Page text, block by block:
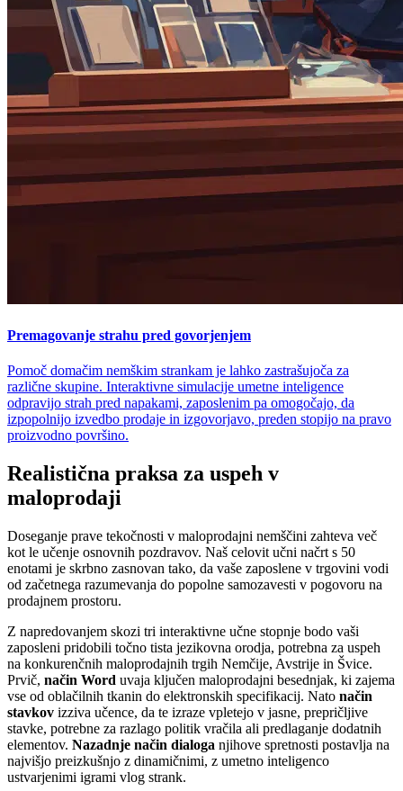
Premagovanje strahu pred govorjenjem
Pomoč domačim nemškim strankam je lahko zastrašujoča za
različne skupine. Interaktivne simulacije umetne inteligence
odpravijo strah pred napakami, zaposlenim pa omogočajo, da
izpopolnijo izvedbo prodaje in izgovorjavo, preden stopijo na pravo
proizvodno površino.
Realistična praksa za uspeh v
maloprodaji
Doseganje prave tekočnosti v maloprodajni nemščini zahteva več
kot le učenje osnovnih pozdravov. Naš celovit učni načrt s 50
enotami je skrbno zasnovan tako, da vaše zaposlene v trgovini vodi
od začetnega razumevanja do popolne samozavesti v pogovoru na
prodajnem prostoru.
Z napredovanjem skozi tri interaktivne učne stopnje bodo vaši
zaposleni pridobili točno tista jezikovna orodja, potrebna za uspeh
na konkurenčnih maloprodajnih trgih Nemčije, Avstrije in Švice.
Prvič, način Word uvaja ključen maloprodajni besednjak, ki zajema
vse od oblačilnih tkanin do elektronskih specifikacij. Nato način
stavkov izziva učence, da te izraze vpletejo v jasne, prepričljive
stavke, potrebne za razlago politik vračila ali predlaganje dodatnih
elementov. Nazadnje način dialoga njihove spretnosti postavlja na
najvišjo preizkušnjo z dinamičnimi, z umetno inteligenco
ustvarjenimi igrami vlog strank.